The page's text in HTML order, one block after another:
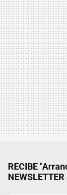
RECIBE